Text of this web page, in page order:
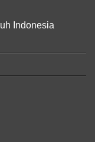
Indonesia